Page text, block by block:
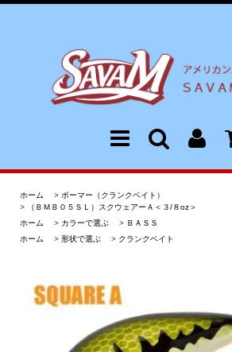
ホーム > ボーマー（クランクベイト）
>
（ＢＭＢ０５ＳＬ）スクウェアーＡ＜３/８oz＞
ホーム
> カラーで選ぶ > ＢＡＳＳ
ホーム
> 形状で選ぶ > クランクベイト